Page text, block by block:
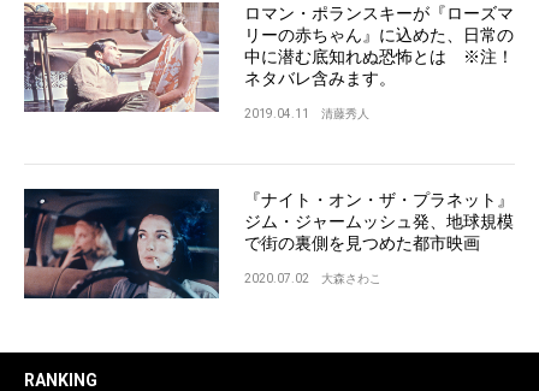
ロマン・ポランスキーが『ローズマ
リーの赤ちゃん』に込めた、日常の
中に潜む底知れぬ恐怖とは ※注！
ネタバレ含みます。
2019.04.11 清藤秀人
『ナイト・オン・ザ・プラネット』
ジム・ジャームッシュ発、地球規模
で街の裏側を見つめた都市映画
2020.07.02 大森さわこ
RANKING